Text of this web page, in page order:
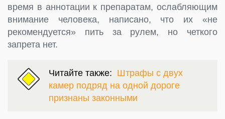
время в аннотации к препаратам, ослабляющим
внимание человека, написано, что их «не
рекомендуется» пить за рулем, но четкого
запрета нет.
Читайте также: Штрафы с двух
камер подряд на одной дороге
признаны законными